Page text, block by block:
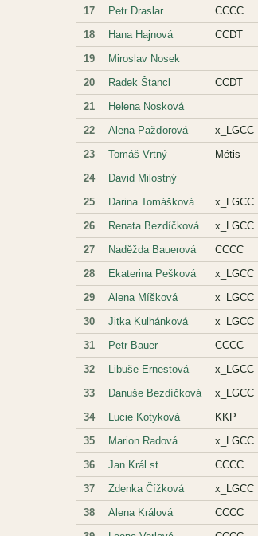
17 Petr Draslar CCCC
18 Hana Hajnová CCDT
19 Miroslav Nosek
20 Radek Štancl CCDT
21 Helena Nosková
22 Alena Pažďorová x_LGCC
23 Tomáš Vrtný Métis
24 David Milostný
25 Darina Tomášková x_LGCC
26 Renata Bezdíčková x_LGCC
27 Naděžda Bauerová CCCC
28 Ekaterina Pešková x_LGCC
29 Alena Míšková x_LGCC
30 Jitka Kulhánková x_LGCC
31 Petr Bauer CCCC
32 Libuše Ernestová x_LGCC
33 Danuše Bezdíčková x_LGCC
34 Lucie Kotyková KKP
35 Marion Radová x_LGCC
36 Jan Král st. CCCC
37 Zdenka Čížková x_LGCC
38 Alena Králová CCCC